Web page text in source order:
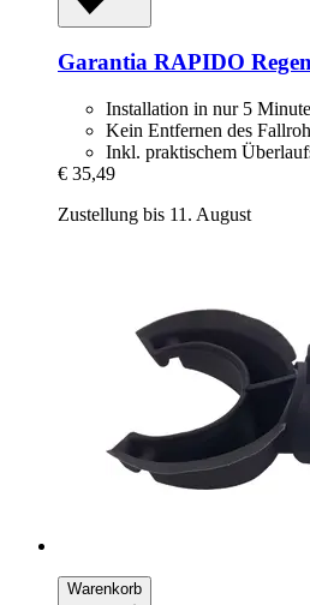
Garantia RAPIDO
Installation in nur 5
Kein Entfernen des
Inkl. praktischem
€ 35,49
Zustellung bis 11. August
Warenkorb